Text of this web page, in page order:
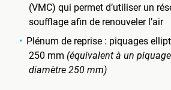
(VMC) qui permet d’utiliser un
soufflage afin de renouveler l’air
Plénum de reprise : piquages
250 mm (équivalent à un
diamètre 250 mm)